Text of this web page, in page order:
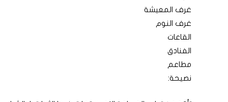
غرف المعيشة
غرف النوم
القاعات
الفنادق
مطاعم
نصيحة: